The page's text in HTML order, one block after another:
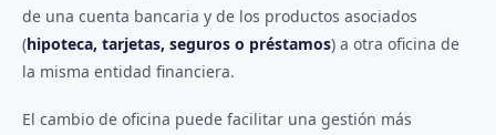
de una cuenta bancaria y de los productos asociados
(hipoteca, tarjetas, seguros o préstamos) a otra oficina de
la misma entidad financiera.
El cambio de oficina puede facilitar una gestión más